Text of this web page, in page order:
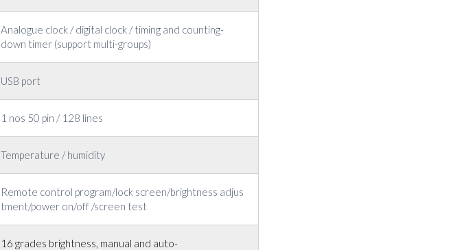
Analogue clock / digital clock / timing and counting-
down timer (support multi-groups)
USB port
1 nos 50 pin / 128 lines
Temperature / humidity
Remote control program/lock screen/brightness adjus
tment/power on/off /screen test
16 grades brightness, manual and auto-